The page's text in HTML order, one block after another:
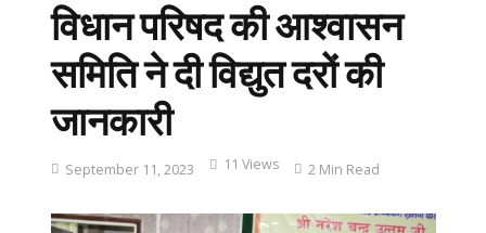
विधान परिषद की आश्वासन
समिति ने दी विद्युत दरों की
जानकारी
September 11, 2023 11 Views 2 Min Read